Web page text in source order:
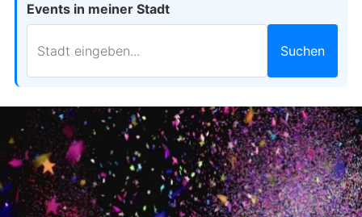
Events in meiner Stadt
Suchen